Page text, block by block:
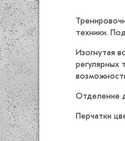
техники.
Изогнутая
регулярных
Отделение
Перчатки